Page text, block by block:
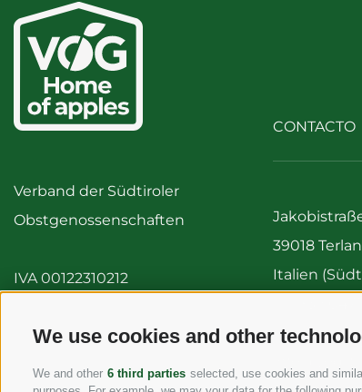
We use cookies and other
We and other 6 third parties selected, use cookies and
Verband der Südtiroler
Obstgenossenschaften
IVA 00122310212
CONTACTO
39018 Terlan
Italien
Fax: +39